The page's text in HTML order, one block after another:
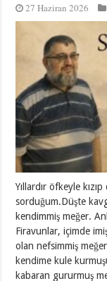
27 Haziran 2026
Yıllardır öfkeyle
sorduğum.Düşte
kendimmiş meğer.
Firavunlar, içimde
olan nefsimmiş
kendime kule
kabaran gururmuş